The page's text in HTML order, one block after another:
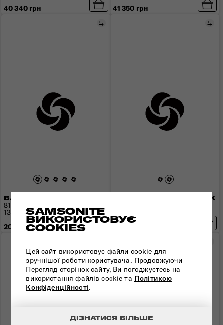
SAMSONITE
ВИКОРИСТОВУЄ
COOKIES
Цей сайт використовує файли cookie для
зручнішої роботи користувача. Продовжуючи
Перегляд сторінок сайту, Ви погоджуєтесь на
використання файлів cookie та Політикою
Конфіденційності.
ДІЗНАТИСЯ БІЛЬШЕ
40 340 грн
41 350 грн
ВАЛІЗА 81 СМ UPSCAPE
Порівняти
81x54x34(37) см | 3,9 кг |
133(145) л
20 670 грн
ВАЛІЗА 82 СМ RESPARK